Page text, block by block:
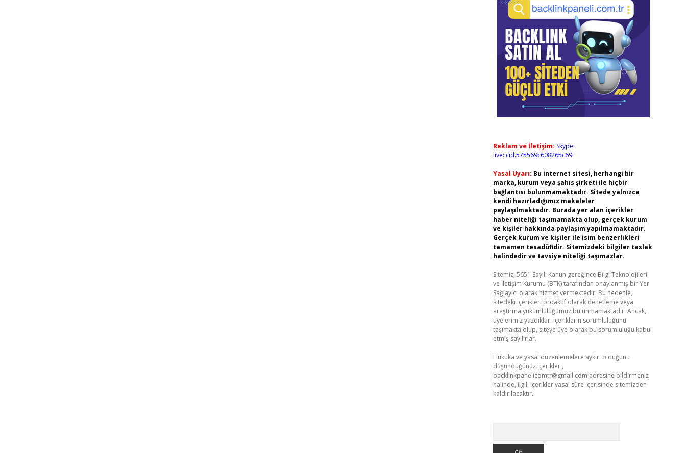
Reklam ve İletişim: Skype:
live:.cid.575569c608265c69
Yasal Uyarı: Bu internet sitesi, herhangi bir
marka, kurum veya şahıs şirketi ile hiçbir
bağlantısı bulunmamaktadır. Sitede yalnızca
kendi hazırladığımız makaleler
paylaşılmaktadır. Burada yer alan içerikler
haber niteliği taşımamakta olup, gerçek kurum
ve kişiler hakkında paylaşım yapılmamaktadır.
Gerçek kurum ve kişiler ile isim benzerlikleri
tamamen tesadüfidir. Sitemizdeki bilgiler taslak
halindedir ve tavsiye niteliği taşımazlar.
Sitemiz, 5651 Sayılı Kanun gereğince Bilgi Teknolojileri
ve İletişim Kurumu (BTK) tarafından onaylanmış bir Yer
Sağlayıcı olarak hizmet vermektedir. Bu nedenle,
sitedeki içerikleri proaktif olarak denetleme veya
araştırma yükümlülüğümüz bulunmamaktadır. Ancak,
üyelerimiz yazdıkları içeriklerin sorumluluğunu
taşımakta olup, siteye üye olarak bu sorumluluğu kabul
etmiş sayılırlar.
Hukuka ve yasal düzenlemelere aykırı olduğunu
düşündüğünüz içerikleri,
backlinkpanelicomtr@gmail.com adresine bildirmeniz
halinde, ilgili içerikler yasal süre içerisinde sitemizden
kaldırılacaktır.